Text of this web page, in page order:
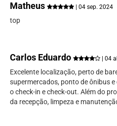
Matheus | 04 sep. 2024
top
Carlos Eduardo | 04
Excelente localização, perto de
supermercados, ponto de ônibus
o check-in e check-out. Além do
da recepção, limpeza e